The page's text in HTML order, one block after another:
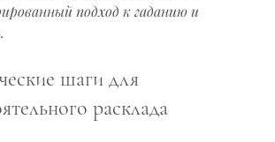
подход к гаданию и
шаги для
расклада